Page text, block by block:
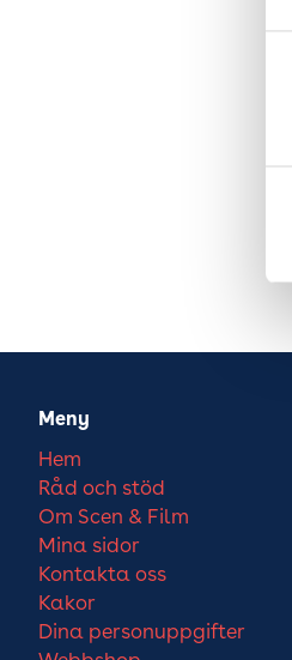
Meny
Hem
Råd och stöd
Om Scen & Film
Mina sidor
Kontakta oss
Kakor
Dina personuppgifter